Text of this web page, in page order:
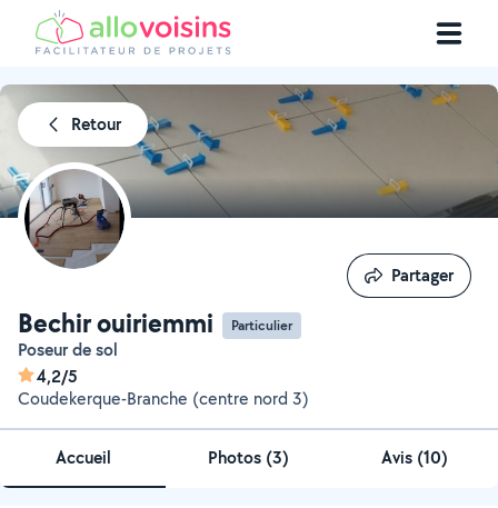
Retour
Bechir ouiriemmi Particulier
Poseur de sol
4,2/5
Coudekerque-Branche (centre nord 3)
Partager
Partager
Accueil Photos (3) Avis (10)